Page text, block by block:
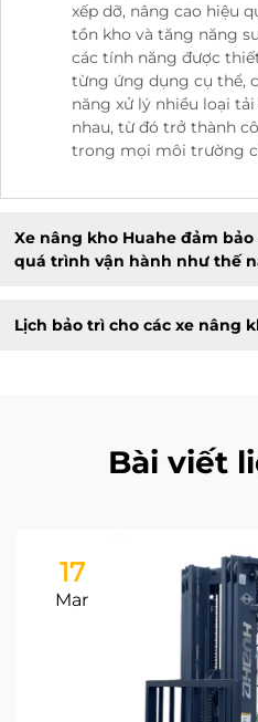
xếp dỡ, nâng cao hiệu
tồn kho và tăng năng
các tính năng được
từng ứng dụng cụ thể,
năng xử lý nhiều loại
nhau, từ đó trở thành
trong mọi môi trường
Xe nâng kho Huahe đảm
quá trình vận hành như thế
Lịch bảo trì cho các xe nâng
Bài viết
17
Mar